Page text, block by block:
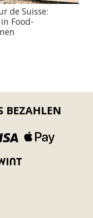
de Suisse:
Food-
BEZAHLEN